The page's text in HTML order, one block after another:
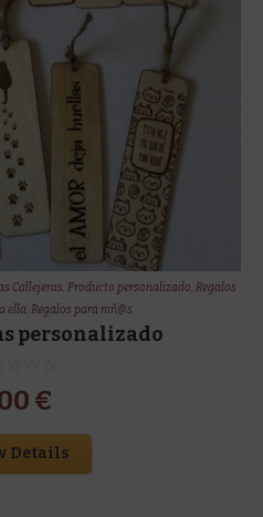
Callejeras, Producto personalizado, Regalos
ella, Regalos para niñ@s
personalizado
€
Details